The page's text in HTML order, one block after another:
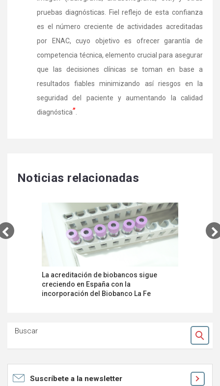
pruebas diagnósticas. Fiel reflejo de esta confianza
es el número creciente de actividades acreditadas
por ENAC, cuyo objetivo es ofrecer garantía de
competencia técnica, elemento crucial para asegurar
que las decisiones clínicas se toman en base a
resultados fiables minimizando así riesgos en la
seguridad del paciente y aumentando la calidad
diagnóstica”.
Noticias relacionadas
La acreditación de biobancos sigue
creciendo en España con la
incorporación del Biobanco La Fe
Buscar
Ok
Suscríbete a la newsletter